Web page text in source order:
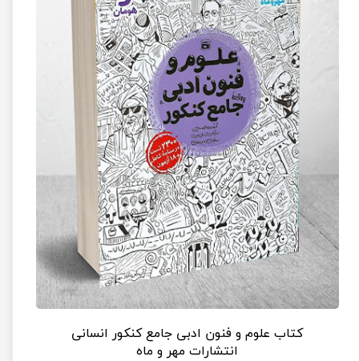
کتاب علوم و فنون ادبی جامع کنکور انسانی
انتشارات مهر و ماه